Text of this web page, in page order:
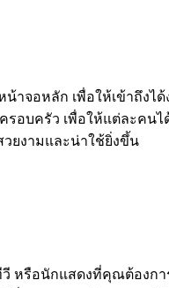
จอหลัก เพื่อให้เข้าถึงได้
อบครัว เพื่อให้แต่ละคน
ยงามและน่าใช้ยิ่งขึ้น
หรือนักแสดงที่คุณต้องกา